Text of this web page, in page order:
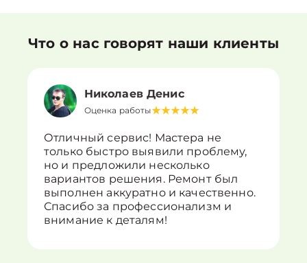
Что о нас говорят наши клиенты
Николаев Денис
Оценка работы
Отличный сервис! Мастера не
только быстро выявили проблему,
но и предложили несколько
вариантов решения. Ремонт был
выполнен аккуратно и качественно.
Спасибо за профессионализм и
внимание к деталям!